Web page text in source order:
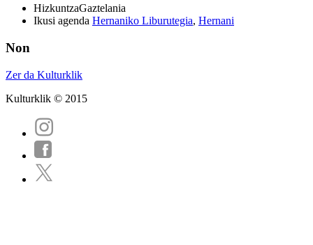
HizkuntzaGaztelania
Ikusi agenda Hernaniko Liburutegia, Hernani
Non
Zer da Kulturklik
Kulturklik © 2015